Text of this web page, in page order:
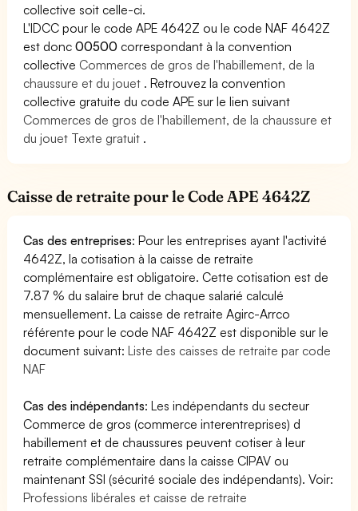
collective soit celle-ci.
L'IDCC pour le code APE 4642Z ou le code NAF 4642Z
est donc00500 correspondant à la convention
collective Commerces de gros de l'habillement, de la
chaussure et du jouet . Retrouvez la convention
collective gratuite du code APE sur le lien suivant
Commerces de gros de l'habillement, de la chaussure et
du jouet Texte gratuit .
Caisse de retraite pour le Code APE 4642Z
Cas des entreprises: Pour les entreprises ayant l'activité
4642Z, la cotisation à la caisse de retraite
complémentaire est obligatoire. Cette cotisation est de
7.87 % du salaire brut de chaque salarié calculé
mensuellement. La caisse de retraite Agirc-Arrco
référente pour le code NAF 4642Z est disponible sur le
document suivant:Liste des caisses de retraite par code
NAF
Cas des indépendants: Les indépendants du secteur
Commerce de gros (commerce interentreprises) d
habillement et de chaussures peuvent cotiser à leur
retraite complémentaire dans la caisse CIPAV ou
maintenant SSI (sécurité sociale des indépendants). Voir:
Professions libérales et caisse de retraite